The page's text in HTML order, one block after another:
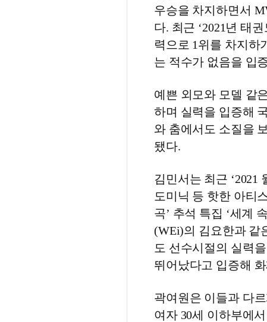
우승을 차지하면서
다. 최근 ‘2021년 태
력으로 1위를 차지하
는 적수가 없음을 입
예쁜 외모와 모델 같
하며 실력을 입증해
와 춤에서도 소질을
됐다.
김민서는 최근 ‘2021
도미닉 등 핫한 아티
곡’ 추석 특집 ‘세계
(WEi)의 김요한과 같
도 선수시절의 실력
뛰어났다고 입증해
곽여원은 이들과 다
여자 30세 이하부에